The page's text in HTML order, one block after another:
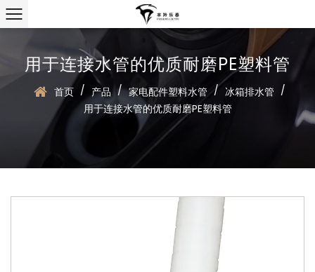
用于连接水管的优质耐磨PE塑料管
首页 / 产品 / 家电配件塑料水管 / 冰箱排水管 /
用于连接水管的优质耐磨PE塑料管